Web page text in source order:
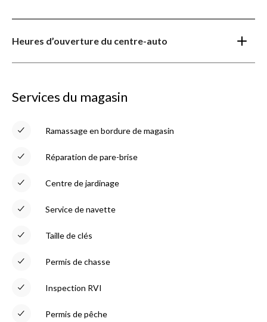
Heures d’ouverture du centre-auto
Services du magasin
Ramassage en bordure de magasin
Réparation de pare-brise
Centre de jardinage
Service de navette
Taille de clés
Permis de chasse
Inspection RVI
Permis de pêche